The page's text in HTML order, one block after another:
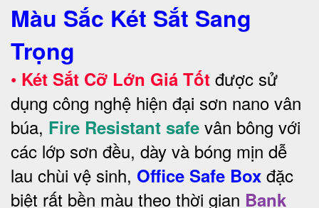
Màu Sắc Két Sắt Sang
Trọng
• Két Sắt Cỡ Lớn Giá Tốt được sử
dụng công nghệ hiện đại sơn nano vân
búa, Fire Resistant safe vân bông với
các lớp sơn đều, dày và bóng mịn dễ
lau chùi vệ sinh, Office Safe Box đặc
biệt rất bền màu theo thời gian Bank